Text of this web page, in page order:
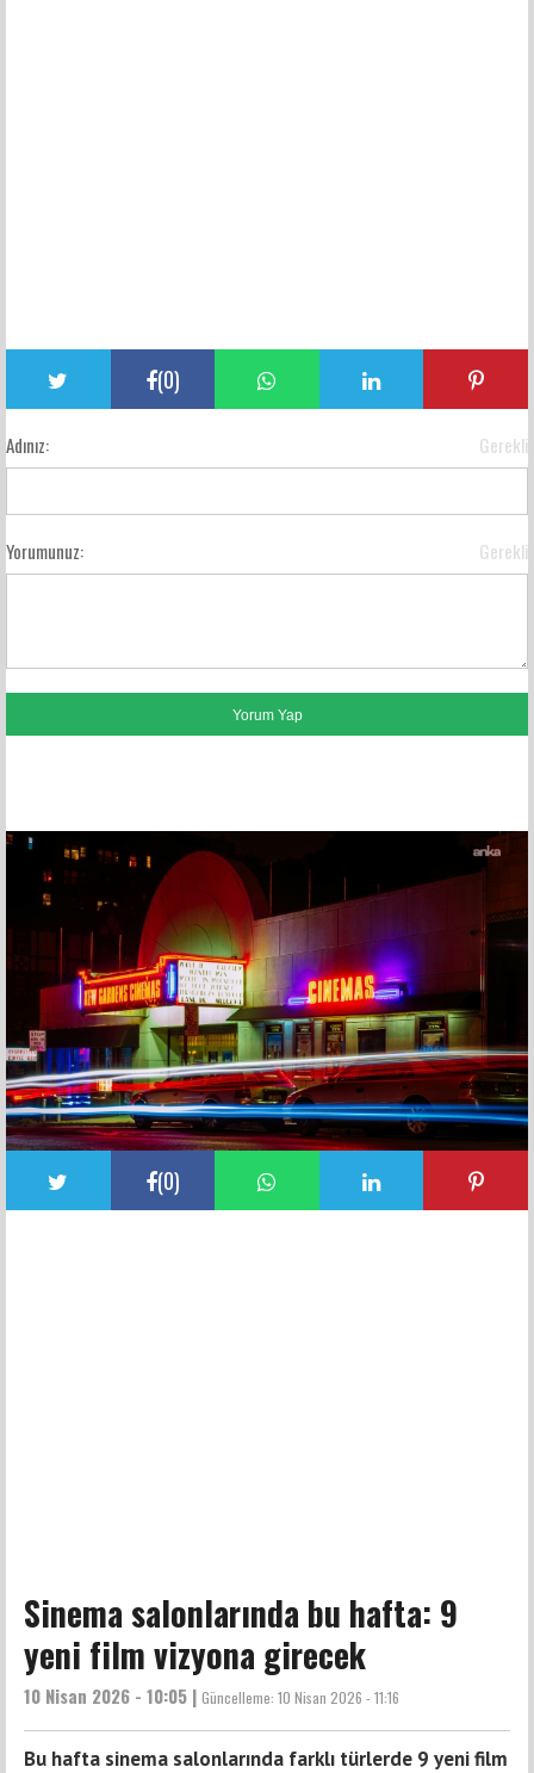
(0)
Adınız: Gerekli
Yorumunuz: Gerekli
(0)
Sinema salonlarında bu hafta: 9
yeni film vizyona girecek
10 Nisan 2026 - 10:05 | Güncelleme: 10 Nisan 2026 - 11:16
Bu hafta sinema salonlarında farklı türlerde 9 yeni film